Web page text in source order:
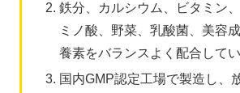
鉄分、カルシウム、ビタミン
ミノ酸、野菜、乳酸菌、美容
養素をバランスよく配合してい
国内GMP認定工場で製造し、